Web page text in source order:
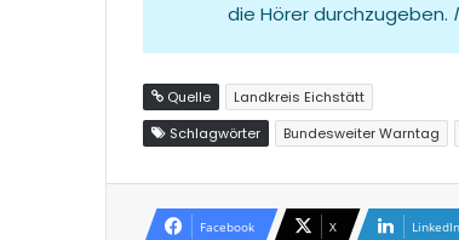
die Hörer durchzugeben.
Quelle
Landkreis Eichstätt
Schlagwörter
Bundesweiter Warntag
Facebook X LinkedIn